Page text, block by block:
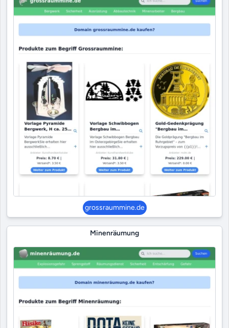
grossraummine.de
Minenräumung